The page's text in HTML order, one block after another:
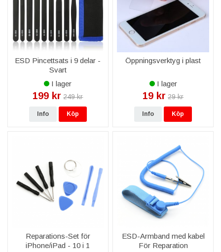
ESD Pincettsats i 9 delar -
Svart
I lager
199 kr 249 kr
Info Köp
Öppningsverktyg i plast
I lager
19 kr 29 kr
Info Köp
Reparations-Set för
iPhone/iPad - 10 i 1
ESD-Armband med kabel
För Reparation